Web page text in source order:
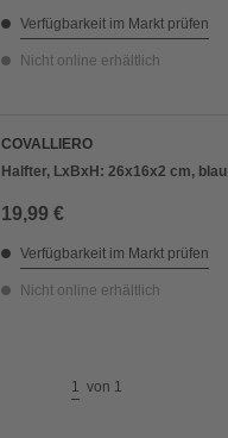
Verfügbarkeit im Markt prüfen
Nicht online erhältlich
COVALLIERO
Halfter, LxBxH: 26x16x2 cm, blau
19,99 €
Verfügbarkeit im Markt prüfen
Nicht online erhältlich
1 von 1